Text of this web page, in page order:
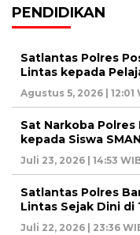
PENDIDIKAN
Satlantas Polres
Lintas kepada
Agustus 5, 2026 | 12:01
Sat Narkoba Polres
kepada Siswa
Juli 23, 2026 | 14:53
Satlantas Polres
Lintas Sejak Dini di
Juli 22, 2026 | 23:36